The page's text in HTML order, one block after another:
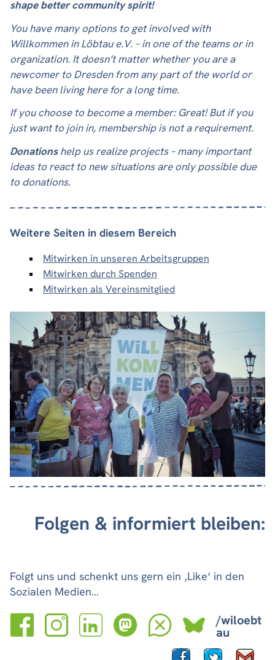
shape better community spirit!
You have many options to get involved with
Willkommen in Löbtau e.V. – in one of the teams or in
organization. It doesn’t matter whether you are a
newcomer to Dresden from any part of the world or
have been living here for a long time.
If you choose to become a member: Great! But if you
just want to join in, membership is not a requirement.
Donationshelp us realize projects – many important
ideas to react to new situations are only possible due
to donations.
Weitere Seiten in diesem Bereich
Mitwirken in unseren Arbeitsgruppen
Mitwirken durch Spenden
Mitwirken als Vereinsmitglied
Folgen & informiert bleiben:
Folgt uns und schenkt uns gern ein ‚Like‘ in den
Sozialen Medien…
/wiloebt
au